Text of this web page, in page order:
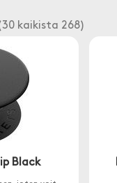
kaikista 268)
Black